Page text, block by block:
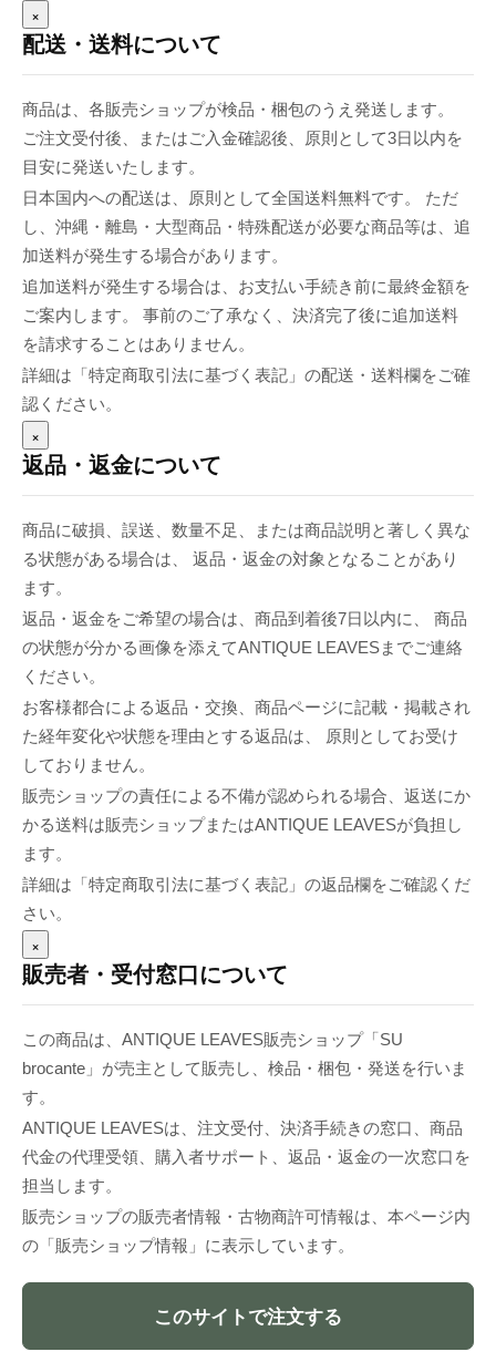
×
配送・送料について
商品は、各販売ショップが検品・梱包のうえ発送します。
ご注文受付後、またはご入金確認後、原則として3日以内を
目安に発送いたします。
日本国内への配送は、原則として全国送料無料です。 ただ
し、沖縄・離島・大型商品・特殊配送が必要な商品等は、追
加送料が発生する場合があります。
追加送料が発生する場合は、お支払い手続き前に最終金額を
ご案内します。 事前のご了承なく、決済完了後に追加送料
を請求することはありません。
詳細は「特定商取引法に基づく表記」の配送・送料欄をご確
認ください。
×
返品・返金について
商品に破損、誤送、数量不足、または商品説明と著しく異な
る状態がある場合は、 返品・返金の対象となることがあり
ます。
返品・返金をご希望の場合は、商品到着後7日以内に、 商品
の状態が分かる画像を添えてANTIQUE LEAVESまでご連絡
ください。
お客様都合による返品・交換、商品ページに記載・掲載され
た経年変化や状態を理由とする返品は、 原則としてお受け
しておりません。
販売ショップの責任による不備が認められる場合、返送にか
かる送料は販売ショップまたはANTIQUE LEAVESが負担し
ます。
詳細は「特定商取引法に基づく表記」の返品欄をご確認くだ
さい。
×
販売者・受付窓口について
この商品は、ANTIQUE LEAVES販売ショップ「SU
brocante」が売主として販売し、検品・梱包・発送を行いま
す。
ANTIQUE LEAVESは、注文受付、決済手続きの窓口、商品
代金の代理受領、購入者サポート、返品・返金の一次窓口を
担当します。
販売ショップの販売者情報・古物商許可情報は、本ページ内
の「販売ショップ情報」に表示しています。
このサイトで注文する